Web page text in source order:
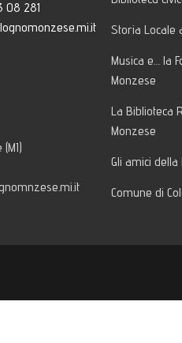
08 281
Storia Locale
Musica e… la
Monzese
La Biblioteca
Monzese
Gli amici della
Comune di